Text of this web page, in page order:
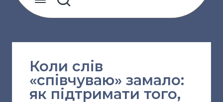
Коли слів
«співчуваю» замало:
як підтримати того,